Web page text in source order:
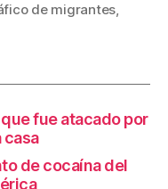
de migrantes,
fue atacado por
casa
de cocaína del